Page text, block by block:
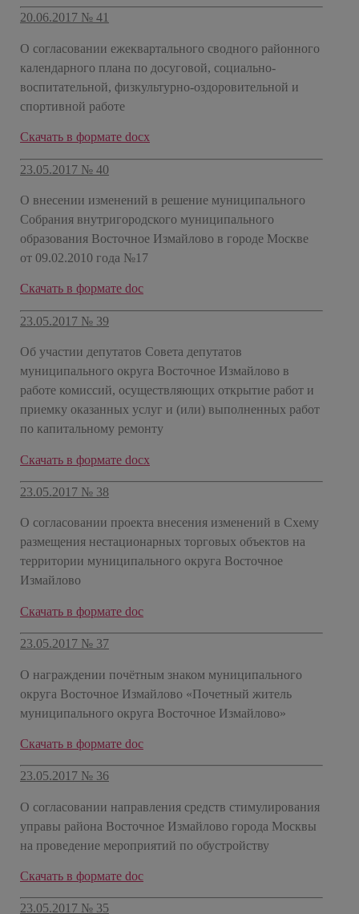
20.06.2017 № 41
О согласовании ежеквартального сводного районного
календарного плана по досуговой, социально-
воспитательной, физкультурно-оздоровительной и
спортивной работе
Скачать в формате docx
23.05.2017 № 40
О внесении изменений в решение муниципального
Собрания внутригородского муниципального
образования Восточное Измайлово в городе Москве
от 09.02.2010 года №17
Скачать в формате doc
23.05.2017 № 39
Об участии депутатов Совета депутатов
муниципального округа Восточное Измайлово в
работе комиссий, осуществляющих открытие работ и
приемку оказанных услуг и (или) выполненных работ
по капитальному ремонту
Скачать в формате docx
23.05.2017 № 38
О согласовании проекта внесения изменений в Схему
размещения нестационарных торговых объектов на
территории муниципального округа Восточное
Измайлово
Скачать в формате doc
23.05.2017 № 37
О награждении почётным знаком муниципального
округа Восточное Измайлово «Почетный житель
муниципального округа Восточное Измайлово»
​Скачать в формате doc
23.05.2017 № 36
О согласовании направления средств стимулирования
управы района Восточное Измайлово города Москвы
на проведение мероприятий по обустройству
​Скачать в формате doc
23.05.2017 № 35